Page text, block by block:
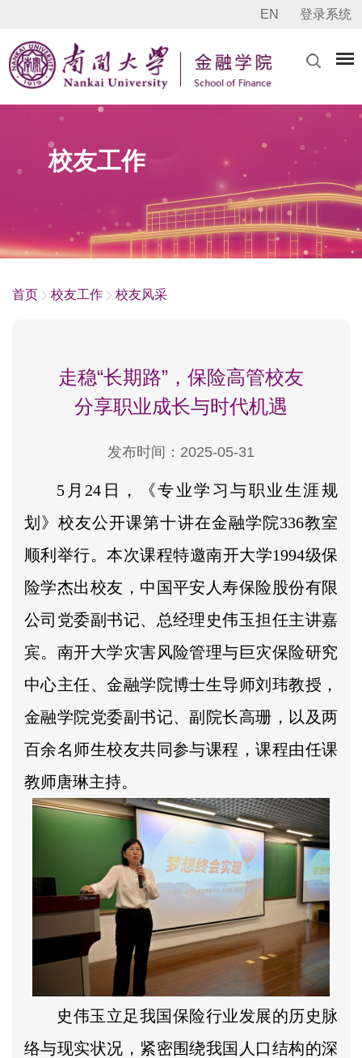
EN 登录系统
校友工作
首页 校友工作 校友风采
走稳“长期路”，保险高管校友
分享职业成长与时代机遇
发布时间：2025-05-31
5月24日，《专业学习与职业生涯规
划》校友公开课第十讲在金融学院336教室
顺利举行。本次课程特邀南开大学1994级保
险学杰出校友，中国平安人寿保险股份有限
公司党委副书记、总经理史伟玉担任主讲嘉
宾。南开大学灾害风险管理与巨灾保险研究
中心主任、金融学院博士生导师刘玮教授，
金融学院党委副书记、副院长高珊，以及两
百余名师生校友共同参与课程，课程由任课
教师唐琳主持。
史伟玉立足我国保险行业发展的历史脉
络与现实状况，紧密围绕我国人口结构的深